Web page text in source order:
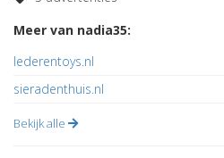
Meer van nadia35:
lederentoys.nl
sieradenthuis.nl
Bekijk alle